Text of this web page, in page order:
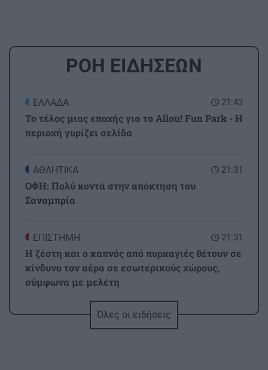
ΡΟΗ ΕΙΔΗΣΕΩΝ
21:43
ΕΛΛΑΔΑ
Το τέλος μιας εποχής για το Allou! Fun Park - Η
περιοχή γυρίζει σελίδα
21:31
ΑΘΛΗΤΙΚΑ
ΟΦΗ: Πολύ κοντά στην απόκτηση του
Σαναμπρία
21:31
ΕΠΙΣΤΗΜΗ
Η ζέστη και ο καπνός από πυρκαγιές θέτουν σε
κίνδυνο τον αέρα σε εσωτερικούς χώρους,
σύμφωνα με μελέτη
Όλες οι ειδήσεις